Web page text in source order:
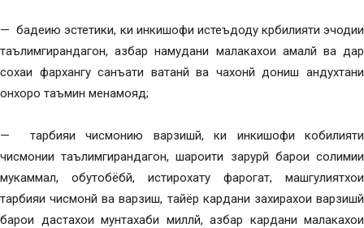
— бадеию эстетики, ки инкишофи истеъдоду крбилияти эчодии
таълимгирандагон, азбар намудани малакахои амалй ва дар
сохаи фархангу санъати ватанй ва чахонй дониш андухтани
онхоро таъмин менамояд;
— тарбияи чисмонию варзишй, ки инкишофи кобилияти
чисмонии таълимгирандагон, шароити зарурй барои солимии
мукаммал, обутобёбй, истирохату фарогат, машгулиятхои
тарбияи чисмонй ва варзиш, тайёр кардани захирахои варзишй
барои дастахои мунтахаби миллй, азбар кардани малакахои